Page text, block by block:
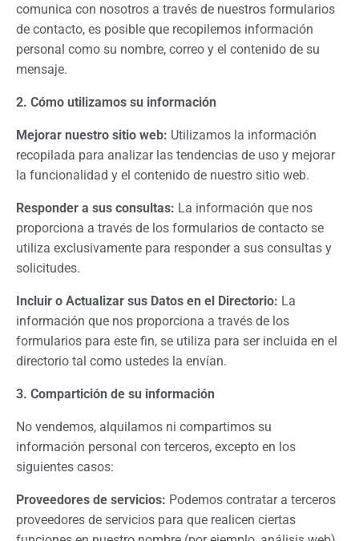
comunica con nosotros a través de nuestros formularios
de contacto, es posible que recopilemos información
personal como su nombre, correo y el contenido de su
mensaje.
2. Cómo utilizamos su información
Mejorar nuestro sitio web: Utilizamos la información
recopilada para analizar las tendencias de uso y mejorar
la funcionalidad y el contenido de nuestro sitio web.
Responder a sus consultas: La información que nos
proporciona a través de los formularios de contacto se
utiliza exclusivamente para responder a sus consultas y
solicitudes.
Incluir o Actualizar sus Datos en el Directorio: La
información que nos proporciona a través de los
formularios para este fin, se utiliza para ser incluida en el
directorio tal como ustedes la envían.
3. Compartición de su información
No vendemos, alquilamos ni compartimos su
información personal con terceros, excepto en los
siguientes casos:
Proveedores de servicios: Podemos contratar a terceros
proveedores de servicios para que realicen ciertas